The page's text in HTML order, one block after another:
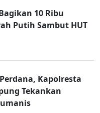
10 Ribu
Putih Sambut HUT
Kapolresta
Tekankan